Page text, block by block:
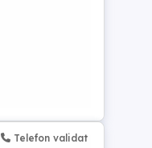
Telefon validat